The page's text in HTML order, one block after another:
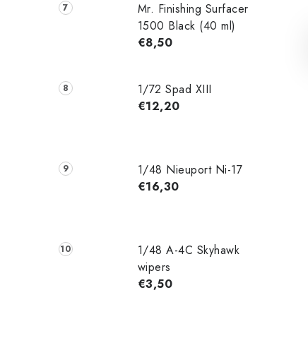
Mr. Finishing Surfacer
1500 Black (40 ml)
€8,50
1/72 Spad XIII
€12,20
1/48 Nieuport Ni-17
€16,30
1/48 A-4C Skyhawk
wipers
€3,50